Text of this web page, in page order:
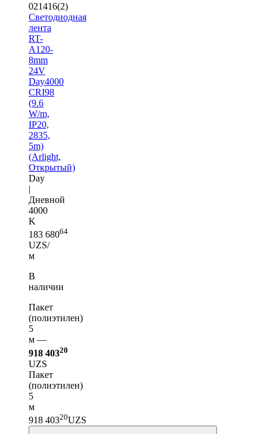
021416(2)
Светодиодная
лента
RT-
A120-
8mm
24V
Day4000
CRI98
(9.6
W/m,
IP20,
2835,
5m)
(Arlight,
Открытый)
Day
|
Дневной
4000
K
183 68064
UZS/
м
В
наличии
Пакет
(полиэтилен)
5
м —
918 40320
UZS
Пакет
(полиэтилен)
5
м
918 40320UZS